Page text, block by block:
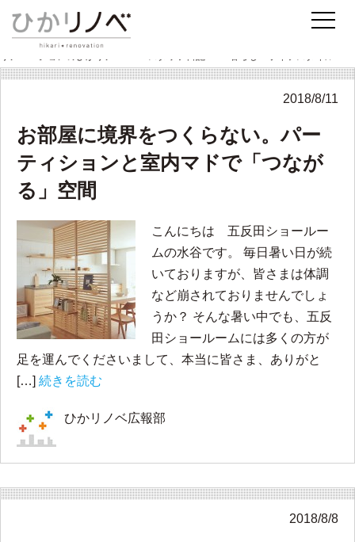
暮らし・ライフスタイル
2018/8/11
お部屋に境界をつくらない。パー
ティションと室内マドで「つなが
る」空間
こんにちは 五反田ショールー
ムの水谷です。 毎日暑い日が続
いておりますが、皆さまは体調
など崩されておりませんでしょ
うか？ そんな暑い中でも、五反
田ショールームには多くの方が
足を運んでくださいまして、本当に皆さま、ありがと
[…] 続きを読む
ひかリノベ広報部
2018/8/8